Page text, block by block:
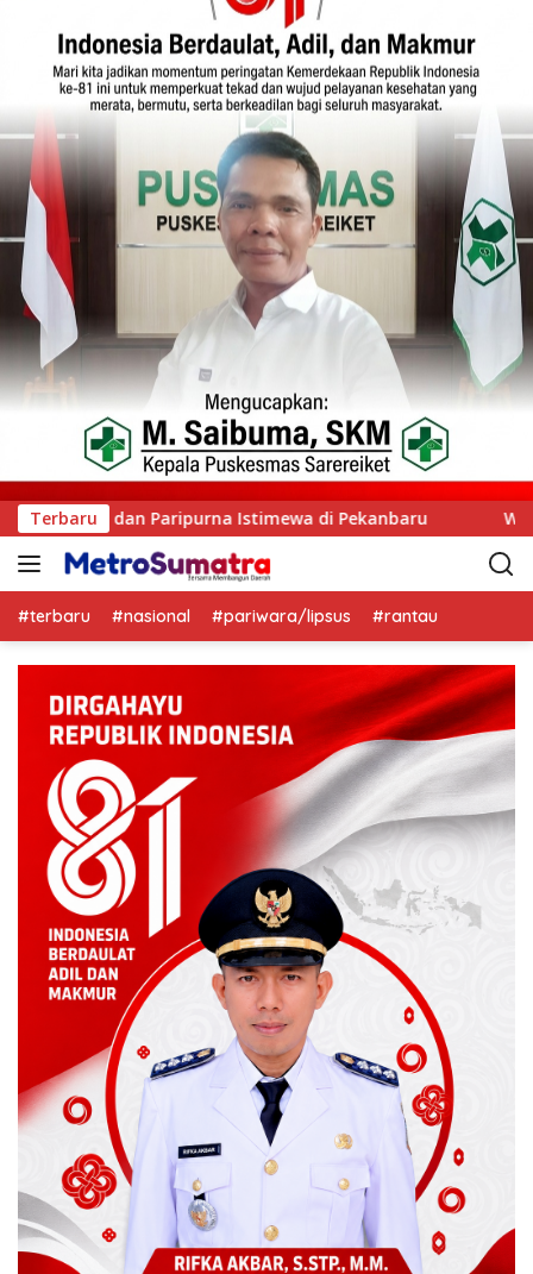
Terbaru Wawako Padang Silaturahmi dengan
#terbaru #nasional #pariwara/lipsus #rantau